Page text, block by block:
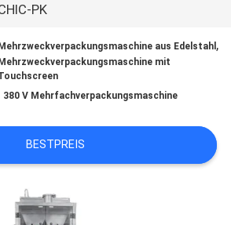
PK
Mehrzweckverpackungsmaschine aus Edelstahl ,
Mehrzweckverpackungsmaschine mit
380 V Mehrfachverpackungsmaschine
BESTPREIS